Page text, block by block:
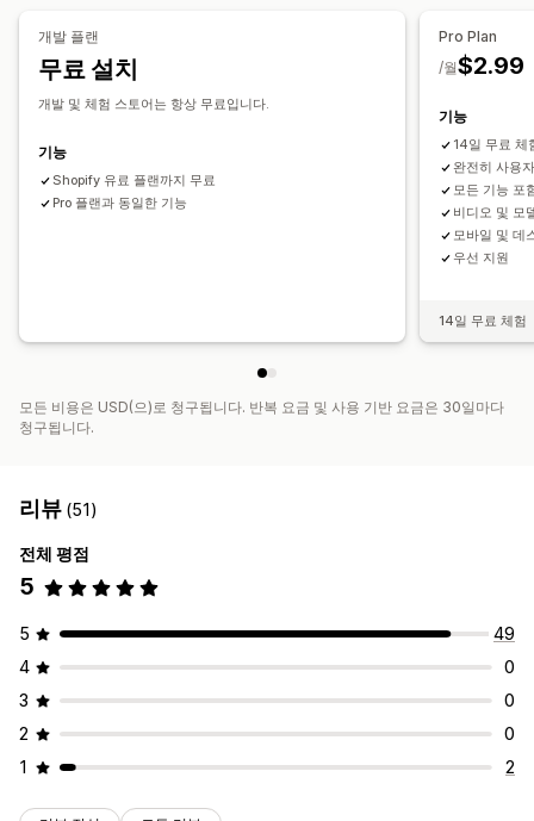
개발 플랜
무료 설치
개발 및 체험 스토어는 항상 무료입니다.
기능
Shopify 유료 플랜까지 무료
Pro 플랜과 동일한 기능
Pro Plan
$2.99
/월
기능
14일 무료 체
완전히 사용
모든 기능 포
비디오 및 모
모바일 및 데
우선 지원
14일 무료 체험
모든 비용은 USD(으)로 청구됩니다. 반복 요금 및 사용 기반 요금은 30일마다
청구됩니다.
리뷰 (51)
전체 평점
5
5
49
4
0
3
0
2
0
1
2